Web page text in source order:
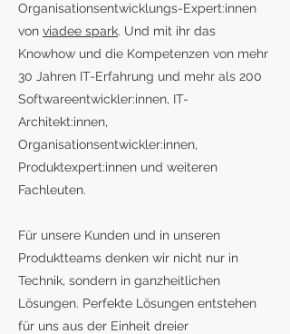
Organisationsentwicklungs-Expert:innen
von viadee spark. Und mit ihr das
Knowhow und die Kompetenzen von mehr
30 Jahren IT-Erfahrung und mehr als 200
Softwareentwickler:innen, IT-
Architekt:innen,
Organisationsentwickler:innen,
Produktexpert:innen und weiteren
Fachleuten.
Für unsere Kunden und in unseren
Produktteams denken wir nicht nur in
Technik, sondern in ganzheitlichen
Lösungen. Perfekte Lösungen entstehen
für uns aus der Einheit dreier